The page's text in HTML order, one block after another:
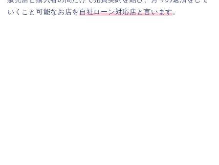
いくこと可能なお店を自社ローン対応店と言います。